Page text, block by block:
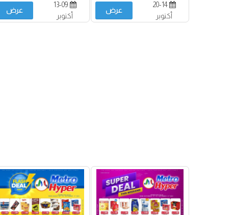
20-14
أكتوبر
عرض
13-09
أكتوبر
عرض